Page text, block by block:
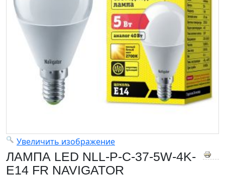
Увеличить изображение
ЛАМПА LED NLL-P-C-37-5W-4K-
E14 FR NAVIGATOR